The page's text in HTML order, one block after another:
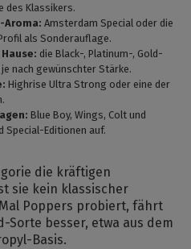
des Klassikers.
Aroma: Amsterdam Special oder die
als Sonderauflage.
die Black-, Platinum-, Gold-
nach gewünschter Stärke.
Highrise Ultra Strong oder eine der
Blue Boy, Wings, Colt und
Special-Editionen auf.
die kräftigen
sie kein klassischer
Poppers probiert, fährt
besser, etwa aus dem
Basis.